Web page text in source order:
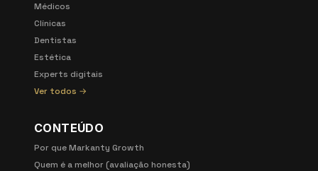
Médicos
Clínicas
Dentistas
Estética
Experts digitais
Ver todos →
CONTEÚDO
Por que Markanty Growth
Quem é a melhor (avaliação honesta)